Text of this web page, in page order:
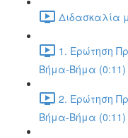
Διδασκαλία
1. Ερώτηση
Βήμα-Βήμα (0:11)
2. Ερώτηση
Βήμα-Βήμα (0:11)